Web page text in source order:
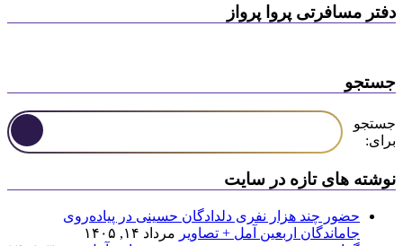
دفتر مسافرتی پروا پرواز
جستجو
جستجو
برای:
نوشته های تازه در سایت
حضور چند هزار نفری دلدادگان حسینی در پیاده‌روی
جاماندگان اربعین آمل + تصاویر مرداد ۱۴, ۱۴۰۵